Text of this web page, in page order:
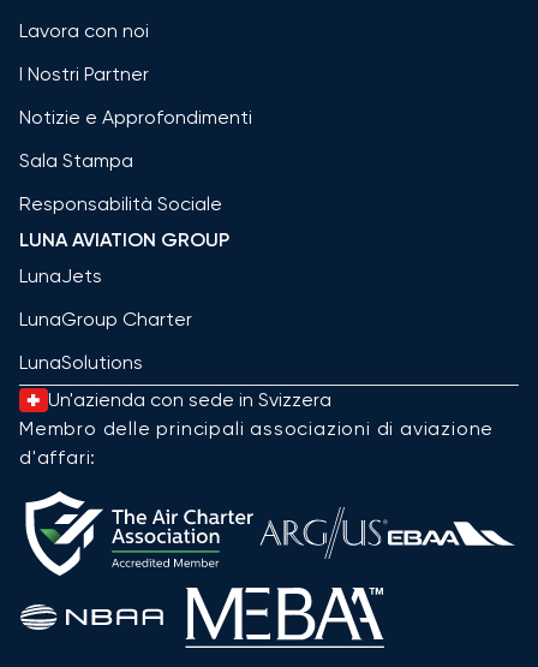
Lavora con noi
I Nostri Partner
Notizie e Approfondimenti
Sala Stampa
Responsabilità Sociale
LUNA AVIATION GROUP
LunaJets
LunaGroup Charter
LunaSolutions
Un'azienda con sede in Svizzera
Membro delle principali associazioni di aviazione
d'affari: